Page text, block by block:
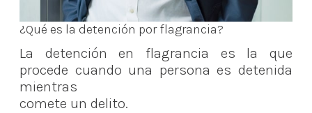
¿Qué es la detención por flagrancia?
La detención en flagrancia es la que
procede cuando una persona es detenida
mientras
comete un delito.